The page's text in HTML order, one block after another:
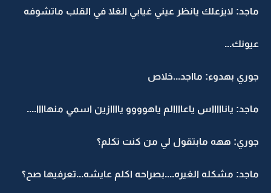
ماجد: لايزعلك يانظر عيني غيابي الغلا في القلب ماتشوفه
عيونك...
جوري بهدوء: مااجد...خلاص
ماجد: ياناااااس ياعاااالم ياهوووو ياااازين اسمي منهاااا....
جوري: ههه مابتقول لي من كنت تكلم؟
ماجد: مشكله الغيره....بصراحه اكلم عايشه...تعرفيها صح؟